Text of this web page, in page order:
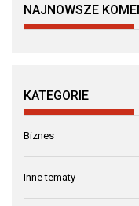
NAJNOWSZE
KATEGORIE
Biznes
Inne tematy